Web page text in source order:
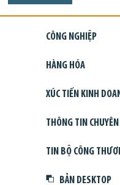
CÔNG NGHIỆP
HÀNG HÓA
XÚC TIẾN KINH
THÔNG TIN
TIN BỘ CÔNG
BẢN DESKTOP